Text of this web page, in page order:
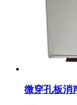
微穿孔板消